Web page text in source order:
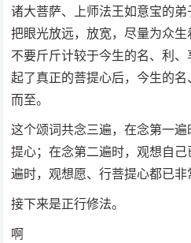
诸大菩萨、上师法王如意宝的弟
把眼光放远，放宽，尽量为众
不要斤斤计较于今生的名、利
起了真正的菩提心后，今生的
而至。
这个颂词共念三遍，在念第一
提心；在念第二遍时，观想自
遍时，观想愿、行菩提心都已非
接下来是正行修法。
啊